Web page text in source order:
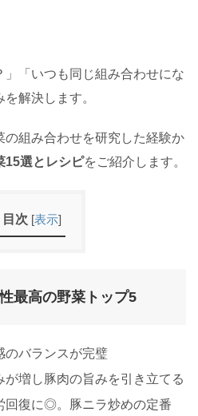
」「いつも同じ組み合わせにな
解決します。
組み合わせを研究した経験か
15選とレシピをご紹介します。
目次 [表示]
最高の野菜トップ5
のバランスが完璧
が増し豚肉の旨みを引き立てる
回復に◎。豚ニラ炒めの定番